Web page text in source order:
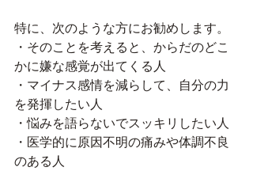
特に、次のような方にお勧めします。
・そのことを考えると、からだのどこ
かに嫌な感覚が出てくる人
・マイナス感情を減らして、自分の力
を発揮したい人
・悩みを語らないでスッキリしたい人
・医学的に原因不明の痛みや体調不良
のある人